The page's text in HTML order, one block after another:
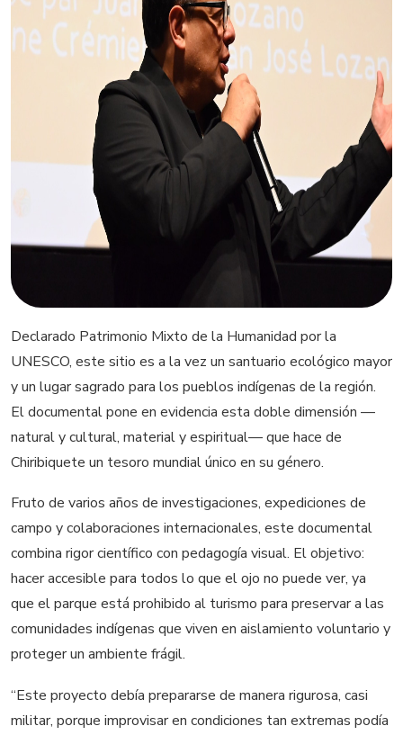
Declarado Patrimonio Mixto de la Humanidad por la
UNESCO, este sitio es a la vez un santuario ecológico mayor
y un lugar sagrado para los pueblos indígenas de la región.
El documental pone en evidencia esta doble dimensión —
natural y cultural, material y espiritual— que hace de
Chiribiquete un tesoro mundial único en su género.
Fruto de varios años de investigaciones, expediciones de
campo y colaboraciones internacionales, este documental
combina rigor científico con pedagogía visual. El objetivo:
hacer accesible para todos lo que el ojo no puede ver, ya
que el parque está prohibido al turismo para preservar a las
comunidades indígenas que viven en aislamiento voluntario y
proteger un ambiente frágil.
“Este proyecto debía prepararse de manera rigurosa, casi
militar, porque improvisar en condiciones tan extremas podía